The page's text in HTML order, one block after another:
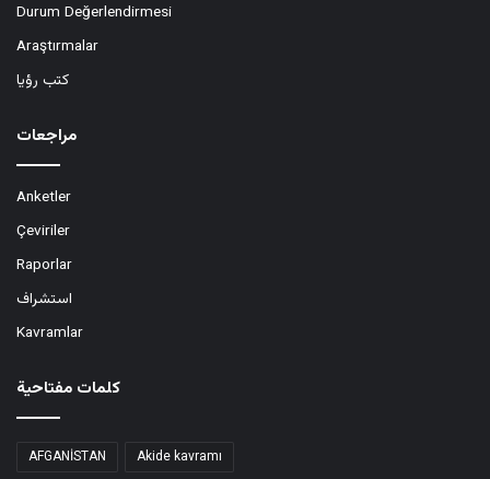
Durum Değerlendirmesi
Araştırmalar
كتب رؤيا
مراجعات
Anketler
Çeviriler
Raporlar
استشراف
Kavramlar
كلمات مفتاحية
AFGANİSTAN Akide kavramı